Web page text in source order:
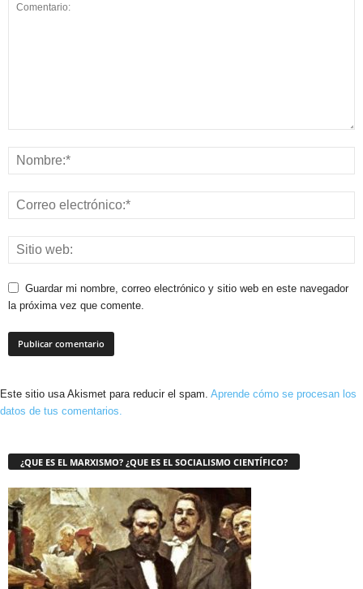
Guardar mi nombre, correo electrónico y sitio web en este navegador
la próxima vez que comente.
Este sitio usa Akismet para reducir el spam. Aprende cómo se procesan los
datos de tus comentarios.
¿QUE ES EL MARXISMO? ¿QUE ES EL SOCIALISMO CIENTÍFICO?